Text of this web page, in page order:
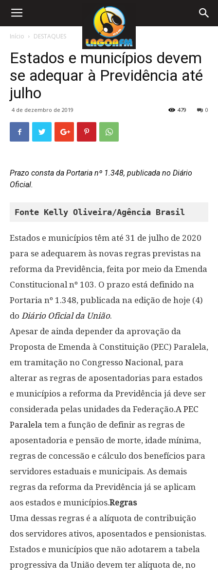
Início DESTAQUES
Estados e municípios devem
se adequar à Previdência até
julho
4 de dezembro de 2019 0
479
Prazo consta da Portaria nº 1.348, publicada no Diário
Oficial.
Fonte Kelly Oliveira/Agência Brasil
Estados e municípios têm até 31 de julho de 2020
para se adequarem às novas regras previstas na
reforma da Previdência, feita por meio da Emenda
Constitucional nº 103. O prazo está definido na
Portaria nº 1.348, publicada na edição de hoje (4)
do Diário Oficial da União.
Apesar de ainda depender da aprovação da
Proposta de Emenda à Constituição (PEC) Paralela,
em tramitação no Congresso Nacional, para
alterar as regras de aposentadorias para estados
e municípios a reforma da Previdência já deve ser
considerada pelas unidades da Federação.A PEC
Paralela tem a função de definir as regras de
aposentadoria e pensão de morte, idade mínima,
regras de concessão e cálculo dos benefícios para
servidores estaduais e municipais. As demais
regras da reforma da Previdência já se aplicam
aos estados e municípios.Regras
Uma dessas regras é a alíquota de contribuição
dos servidores ativos, aposentados e pensionistas.
Estados e municípios que não adotarem a tabela
progressiva da União devem ter alíquota de, no